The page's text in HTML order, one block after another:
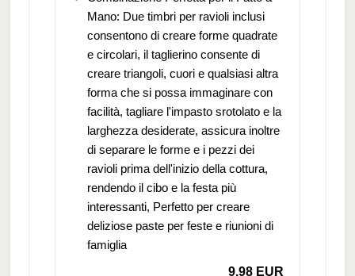
Mano: Due timbri per ravioli inclusi
consentono di creare forme quadrate
e circolari, il taglierino consente di
creare triangoli, cuori e qualsiasi altra
forma che si possa immaginare con
facilità, tagliare l'impasto srotolato e la
larghezza desiderate, assicura inoltre
di separare le forme e i pezzi dei
ravioli prima dell'inizio della cottura,
rendendo il cibo e la festa più
interessanti, Perfetto per creare
deliziose paste per feste e riunioni di
famiglia
9,98 EUR